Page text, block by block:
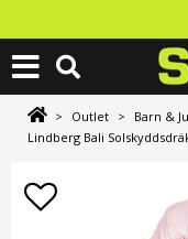
> Outlet > Barn &
Lindberg Bali